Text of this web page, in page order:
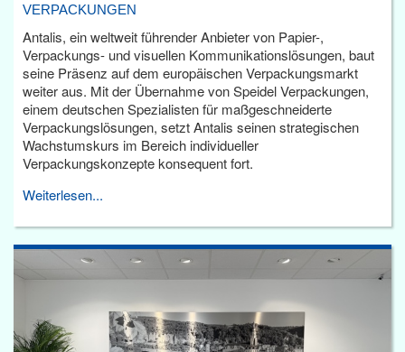
VERPACKUNGEN
Antalis, ein weltweit führender Anbieter von Papier-,
Verpackungs- und visuellen Kommunikationslösungen, baut
seine Präsenz auf dem europäischen Verpackungsmarkt
weiter aus. Mit der Übernahme von Speidel Verpackungen,
einem deutschen Spezialisten für maßgeschneiderte
Verpackungslösungen, setzt Antalis seinen strategischen
Wachstumskurs im Bereich individueller
Verpackungskonzepte konsequent fort.
Weiterlesen...